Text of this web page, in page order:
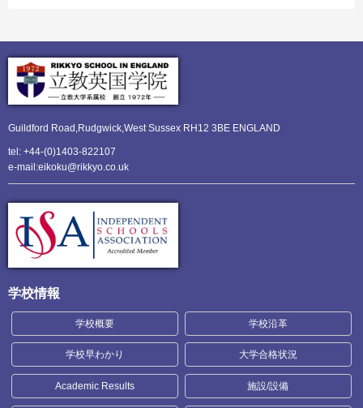
Guildford Road,Rudgwick,West Sussex RH12 3BE ENGLAND
tel: +44-(0)1403-822107
e-mail:eikoku@rikkyo.co.uk
学校情報
学校概要 学校沿革
学校早わかり 大学合格状況
Academic Results 施設/設備